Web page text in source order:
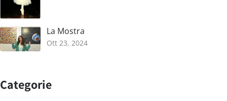
La Mostra
Ott 23, 2024
Categorie